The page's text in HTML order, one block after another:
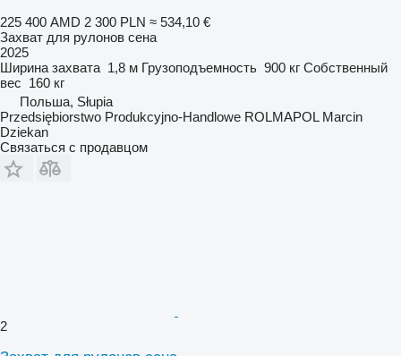
225 400 AMD 2 300 PLN ≈ 534,10 €
Захват для рулонов сена
2025
Ширина захвата 1,8 м Грузоподъемность 900 кг Собственный
вес 160 кг
Польша, Słupia
Przedsiębiorstwo Produkcyjno-Handlowe ROLMAPOL Marcin
Dziekan
Связаться с продавцом
2